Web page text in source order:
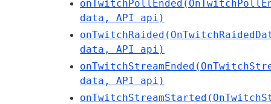
data, API api)
data, API api)
data, API api)